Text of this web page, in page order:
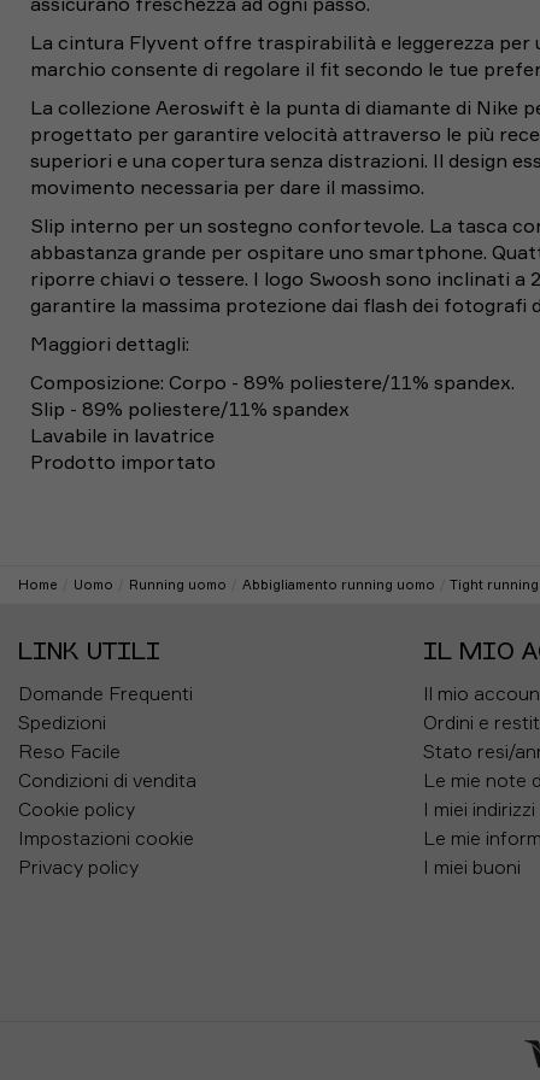
La cintura Flyvent offre traspirabilità e leggerezza per
marchio consente di regolare il fit secondo le tue
La collezione Aeroswift è la punta di diamante di Nike
progettato per garantire velocità attraverso le più
superiori e una copertura senza distrazioni. Il design
movimento necessaria per dare il massimo.
Slip interno per un sostegno confortevole. La tasca
abbastanza grande per ospitare uno smartphone.
riporre chiavi o tessere. I logo Swoosh sono inclinati
garantire la massima protezione dai flash dei fotografi
Maggiori dettagli:
Composizione: Corpo - 89% poliestere/11% spandex.
Slip - 89% poliestere/11% spandex
Lavabile in lavatrice
Prodotto importato
XL
97 - 109 112 -
2XL
109 - 121 120 -
3XL
121 - 133 128 -
4XL
133 - 145 136 -
PerfectStrech
Taglia
Taglia (EU)
26
44 46
28
30
48 50
32
50
34
55
40
60
42
62
44
64
46
66
48
68
RUNNINGSTRIDE ADV
BIANCO UOMO
NIKE
NIKE T-SHIRT RUNNINGSTRIDE
UNSTP NERO UOMO
69,99€
RUNNING TIGHT
AOP BLU NERO UOMO
NIKE
NIKE PANTALONCINI RUNNING
STRIDE NERO VERDE UOMO
79,99€
Home Uomo Running uomo Abbigliamento running uomo Tight
LINK UTILI
Domande Frequenti
Spedizioni
Reso Facile
Condizioni di vendita
Cookie policy
Impostazioni cookie
Privacy policy
IL MIO
Il mio
Ordini e
Stato resi/
Le mie note
I miei indirizzi
Le mie
I miei buoni